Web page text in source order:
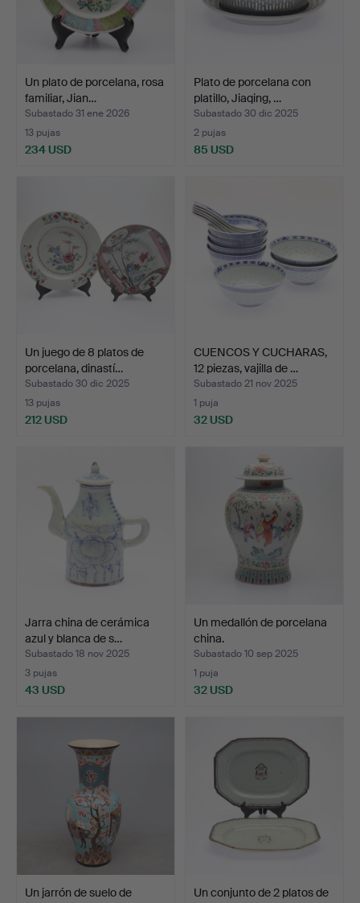
Un plato de porcelana, rosa
familiar, Jian…
Subastado 31 ene 2026
13 pujas
234 USD
Plato de porcelana con
platillo, Jiaqing, …
Subastado 30 dic 2025
2 pujas
85 USD
Un juego de 8 platos de
porcelana, dinastí…
Subastado 30 dic 2025
13 pujas
212 USD
CUENCOS Y CUCHARAS,
12 piezas, vajilla de …
Subastado 21 nov 2025
1 puja
32 USD
Jarra china de cerámica
azul y blanca de s…
Subastado 18 nov 2025
3 pujas
43 USD
Un medallón de porcelana
china.
Subastado 10 sep 2025
1 puja
32 USD
Un jarrón de suelo de
Un conjunto de 2 platos de